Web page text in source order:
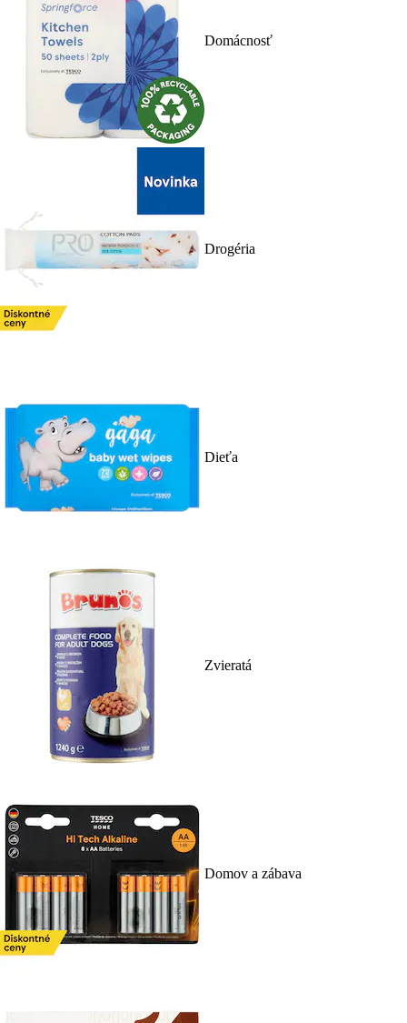
Domácnosť
Drogéria
Dieťa
Zvieratá
Domov a zábava